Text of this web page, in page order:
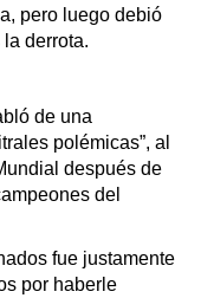
pero luego debió
derrota.
de una
polémicas”, al
después de
del
fue justamente
por haberle